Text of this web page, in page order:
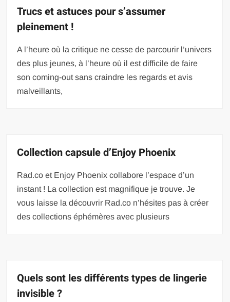
Trucs et astuces pour s’assumer
pleinement !
A l’heure où la critique ne cesse de parcourir l’univers
des plus jeunes, à l’heure où il est difficile de faire
son coming-out sans craindre les regards et avis
malveillants,
Collection capsule d’Enjoy Phoenix
Rad.co et Enjoy Phoenix collabore l’espace d’un
instant ! La collection est magnifique je trouve. Je
vous laisse la découvrir Rad.co n’hésites pas à créer
des collections éphémères avec plusieurs
Quels sont les différents types de lingerie
invisible ?